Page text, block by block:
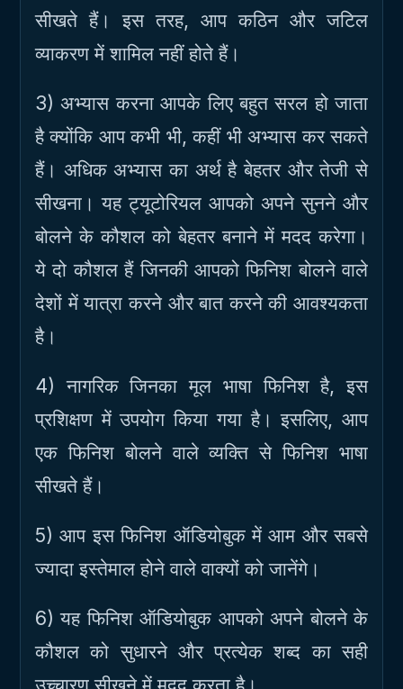
सीखते हैं। इस तरह, आप कठिन और जटिल
व्याकरण में शामिल नहीं होते हैं।
3) अभ्यास करना आपके लिए बहुत सरल हो जाता
है क्योंकि आप कभी भी, कहीं भी अभ्यास कर सकते
हैं। अधिक अभ्यास का अर्थ है बेहतर और तेजी से
सीखना। यह ट्यूटोरियल आपको अपने सुनने और
बोलने के कौशल को बेहतर बनाने में मदद करेगा।
ये दो कौशल हैं जिनकी आपको फिनिश बोलने वाले
देशों में यात्रा करने और बात करने की आवश्यकता
है।
4) नागरिक जिनका मूल भाषा फिनिश है, इस
प्रशिक्षण में उपयोग किया गया है। इसलिए, आप
एक फिनिश बोलने वाले व्यक्ति से फिनिश भाषा
सीखते हैं।
5) आप इस फिनिश ऑडियोबुक में आम और सबसे
ज्यादा इस्तेमाल होने वाले वाक्यों को जानेंगे।
6) यह फिनिश ऑडियोबुक आपको अपने बोलने के
कौशल को सुधारने और प्रत्येक शब्द का सही